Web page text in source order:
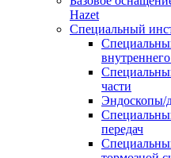
Hazet
Специальный
части
Эндоскопы/
передач